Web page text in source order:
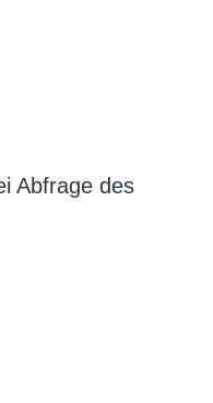
Abfrage des